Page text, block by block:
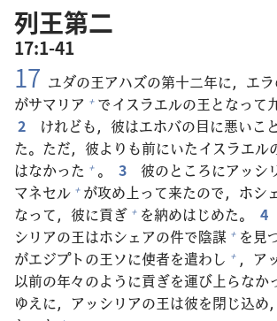
の
書
名
列王第二
17:1-41
17 ユダの王アハズの第十二年に，エ
がサマリア + でイスラエルの王 となって
2
けれども， 彼はエホバの目に悪いこ
た。ただ， 彼よりも前にいたイスラエル
はなかった + 。 3 彼のところにアッシ
マネセル + が攻め 上って来たので，ホシ
なって， 彼に貢ぎ + を納めはじめた。 4
シリアの王はホシェアの件で陰謀 + を 見
がエジプトの王ソに使者を遣わし + ，ア
以前の年々のように貢ぎを運び 上らなか
ゆえに，アッシリアの王は彼を閉じ込め，